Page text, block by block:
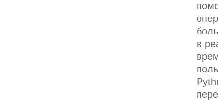
в